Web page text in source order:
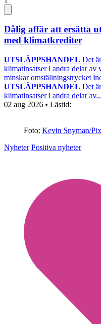
Dålig affär att ersätta
med klimatkrediter
UTSLÄPPSHANDEL Det
klimatinsatser i andra delar av
minskar omställningstrycket
UTSLÄPPSHANDEL Det
klimatinsatser i andra delar av...
02 aug 2026 • Lästid:
Foto: Kevin Snyman/
Nyheter Positiva nyheter